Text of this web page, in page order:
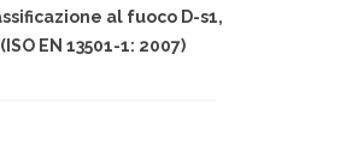
al fuoco D-s1,
EN 13501-1: 2007)